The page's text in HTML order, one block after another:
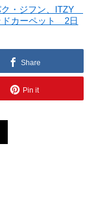
ク・ジフン、ITZY
ドカーペット 2日
Share
Pin it